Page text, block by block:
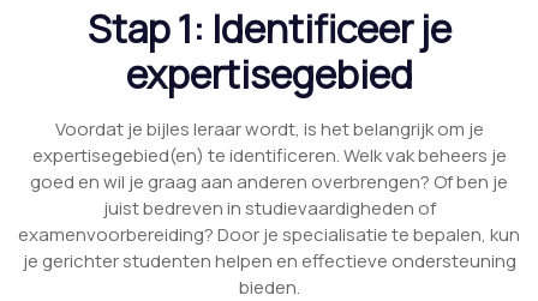
Stap 1: Identificeer je
expertisegebied
Voordat je bijles leraar wordt, is het belangrijk om je
expertisegebied(en) te identificeren. Welk vak beheers je
goed en wil je graag aan anderen overbrengen? Of ben je
juist bedreven in studievaardigheden of
examenvoorbereiding? Door je specialisatie te bepalen, kun
je gerichter studenten helpen en effectieve ondersteuning
bieden.